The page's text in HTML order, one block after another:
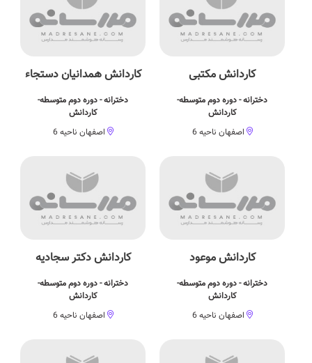
کاردانش مکتبی
دخترانه - دوره دوم متوسطه-
کاردانش
اصفهان ناحیه 6
کاردانش همدانیان دستجاء
دخترانه - دوره دوم متوسطه-
کاردانش
اصفهان ناحیه 6
کاردانش موعود
دخترانه - دوره دوم متوسطه-
کاردانش
اصفهان ناحیه 6
کاردانش دکتر سجادیه
دخترانه - دوره دوم متوسطه-
کاردانش
اصفهان ناحیه 6